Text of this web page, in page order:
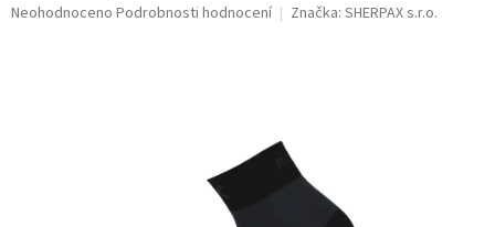
Průměrné
Neohodnoceno Podrobnosti hodnocení Značka: SHERPAX s.r.o.